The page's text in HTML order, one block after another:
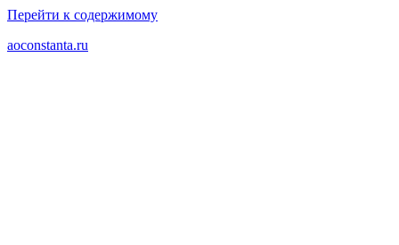
Перейти к содержимому
aoconstanta.ru